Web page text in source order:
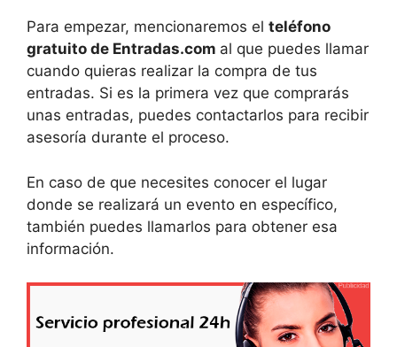
Para empezar, mencionaremos el teléfono
gratuito de Entradas.com al que puedes llamar
cuando quieras realizar la compra de tus
entradas. Si es la primera vez que comprarás
unas entradas, puedes contactarlos para recibir
asesoría durante el proceso.
En caso de que necesites conocer el lugar
donde se realizará un evento en específico,
también puedes llamarlos para obtener esa
información.